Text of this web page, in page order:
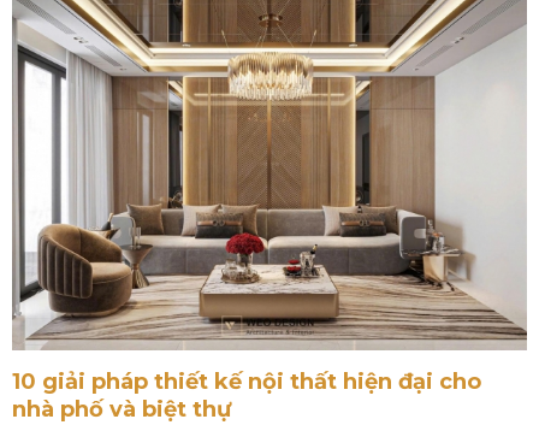
10 giải pháp thiết kế nội thất hiện đại cho
nhà phố và biệt thự